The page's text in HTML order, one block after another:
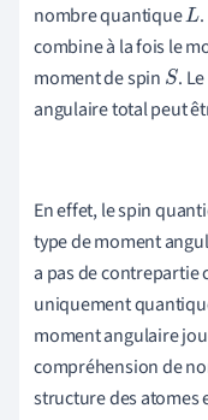
nombre quantiqueL
combine à la fois le
moment de spin S.
angulaire total peut
En effet, le spin
type de moment
a pas de contrepartie
uniquement
moment angulaire
compréhension de
structure des atomes